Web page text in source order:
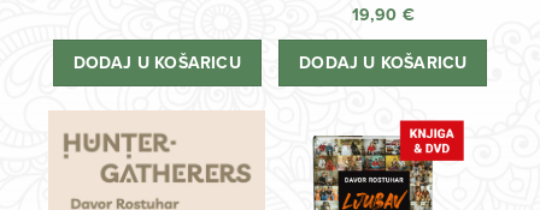
DODAJ U KOŠARICU
19,90 €
DODAJ U KOŠARICU